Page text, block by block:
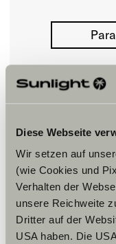
Diese Webseite
Wir setzen auf
(wie Cookies und
Verhalten der
unsere Reichweite
Dritter auf der
USA haben. Die
Horaires
Sommer:
März bis Oktober
Montag – Freitag: